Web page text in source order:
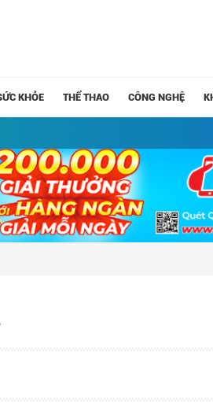
KHỎE THỂ THAO CÔNG NGHỆ